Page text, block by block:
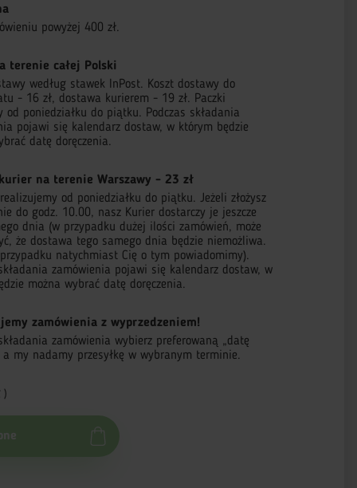
powyżej 400 zł.
terenie całej Polski
według stawek InPost. Koszt dostawy do
- 16 zł, dostawa kurierem - 19 zł. Paczki
od poniedziałku do piątku. Podczas składania
pojawi się kalendarz dostaw, w którym będzie
datę doręczenia.
na terenie Warszawy - 23 zł
od poniedziałku do piątku. Jeżeli złożysz
do godz. 10.00, nasz Kurier dostarczy je jeszcze
dnia (w przypadku dużej ilości zamówień, może
że dostawa tego samego dnia będzie niemożliwa.
natychmiast Cię o tym powiadomimy).
zamówienia pojawi się kalendarz dostaw, w
można wybrać datę doręczenia.
zamówienia z wyprzedzeniem!
zamówienia wybierz preferowaną „datę
a my nadamy przesyłkę w wybranym terminie.
)